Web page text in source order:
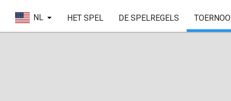
NL HET SPEL DE SPELREGELS